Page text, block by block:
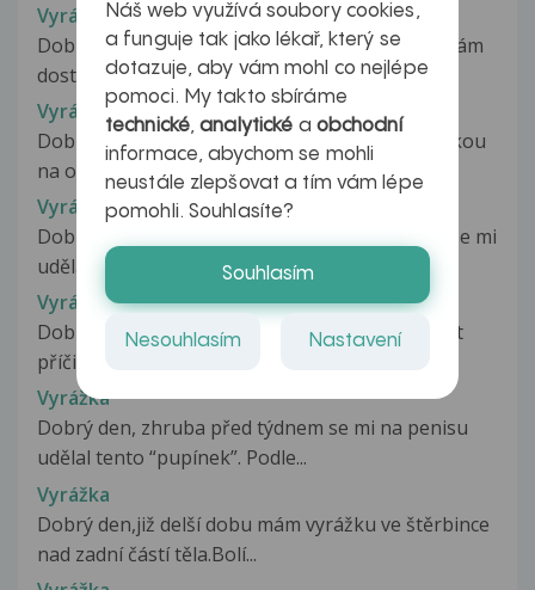
Vyrážka
Dobrý den,je mi třináct let a již přes půl roku mám
dost viditelné,červené pupínky...
Vyrážka
Dobrý den, mám už pár roků problém s pokožkou
na obličeji. Začalo to suchou...
Vyrážka
Dobrý den ..jsem zoufalá na obličeji kolem ust se mi
udělala vyrážka.mám už...
Vyrážka
Dobrý den, chtěl bych se zeptat co by mohla být
příčina těchhle vředů. Vředy...
Vyrážka
Dobrý den, zhruba před týdnem se mi na penisu
udělal tento “pupínek”. Podle...
Vyrážka
Dobrý den,již delší dobu mám vyrážku ve štěrbince
nad zadní částí těla.Bolí...
Náš web využívá soubory cookies,
a funguje tak jako lékař, který se
dotazuje, aby vám mohl co nejlépe
pomoci. My takto sbíráme
technické,analytické a obchodní
informace, abychom se mohli
neustále zlepšovat a tím vám lépe
pomohli. Souhlasíte?
Souhlasím
Nesouhlasím Nastavení